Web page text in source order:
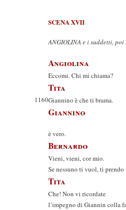
SCENA XVII
ANGIOLINA e i suddetti, poi
Angiolina
Eccomi. Chi mi chiama?
Tita
1160Giannino è che ti brama.
Giannino
è vero.
Bernardo
Vieni, vieni, cor mio.
Se nessuno ti vuol, ti prendo
Tita
Che! Non vi ricordate
l’impegno di Giannin colla